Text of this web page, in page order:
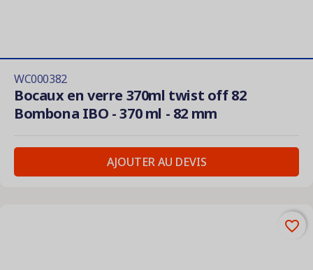
WC000382
Bocaux en verre 370ml twist off 82
Bombona IBO - 370 ml - 82 mm
AJOUTER AU DEVIS
favorite_border